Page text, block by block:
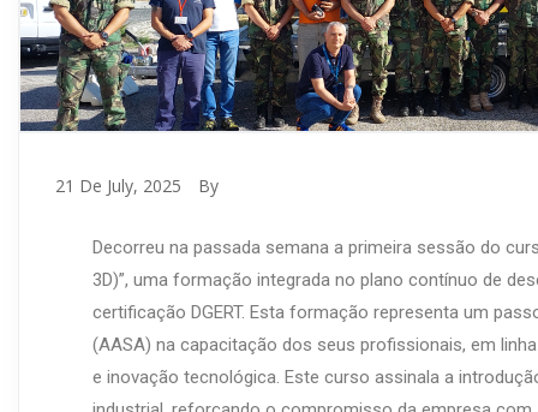
21 De July, 2025 By
Decorreu na passada semana a primeira sessão do
3D)”, uma formação integrada no plano contínuo de
certificação DGERT. Esta formação representa um
(AASA) na capacitação dos seus profissionais, em
e inovação tecnológica. Este curso assinala a